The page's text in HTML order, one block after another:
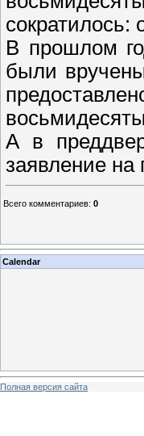
сократилось:
В прошлом
были
А в
заявление на
Всего комментариев: 0
Calendar
Полная версия сайта